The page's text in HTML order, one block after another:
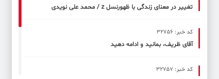
تغییر در معنای زندگی با ظهورنسل z / محمد علی نویدی
کد خبر: 32756
آقای ظریف، بمانید و ادامه دهید
کد خبر: 32757